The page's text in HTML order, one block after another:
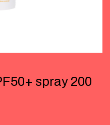
spray 200